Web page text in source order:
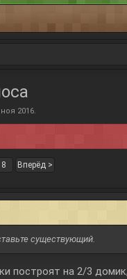
ноя 2016.
8 Вперёд >
существующий.
построят на 2/3